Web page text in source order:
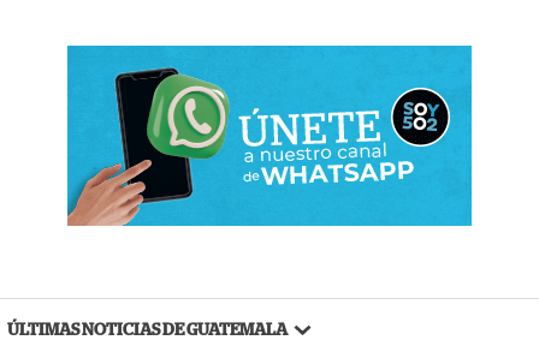
ÚLTIMAS NOTICIAS DE GUATEMALA